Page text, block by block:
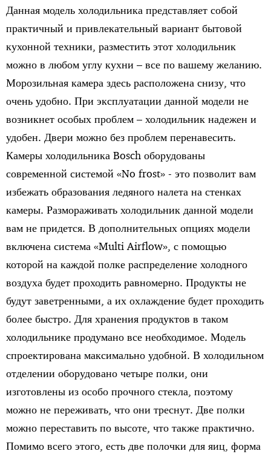
Данная модель холодильника представляет собой
практичный и привлекательный вариант бытовой
кухонной техники, разместить этот холодильник
можно в любом углу кухни – все по вашему желанию.
Морозильная камера здесь расположена снизу, что
очень удобно. При эксплуатации данной модели не
возникнет особых проблем – холодильник надежен и
удобен. Двери можно без проблем перенавесить.
Камеры холодильника Bosch оборудованы
современной системой «No frost» - это позволит вам
избежать образования ледяного налета на стенках
камеры. Размораживать холодильник данной модели
вам не придется. В дополнительных опциях модели
включена система «Multi Airflow», с помощью
которой на каждой полке распределение холодного
воздуха будет проходить равномерно. Продукты не
будут заветренными, а их охлаждение будет проходить
более быстро. Для хранения продуктов в таком
холодильнике продумано все необходимое. Модель
спроектирована максимально удобной. В холодильном
отделении оборудовано четыре полки, они
изготовлены из особо прочного стекла, поэтому
можно не переживать, что они треснут. Две полки
можно переставить по высоте, что также практично.
Помимо всего этого, есть две полочки для яиц, форма